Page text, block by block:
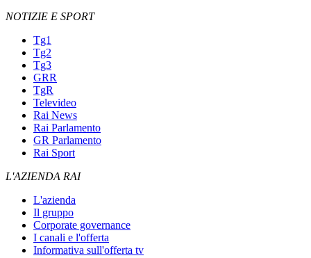
NOTIZIE E SPORT
Tg1
Tg2
Tg3
GRR
TgR
Televideo
Rai News
Rai Parlamento
GR Parlamento
Rai Sport
L'AZIENDA RAI
L'azienda
Il gruppo
Corporate governance
I canali e l'offerta
Informativa sull'offerta tv